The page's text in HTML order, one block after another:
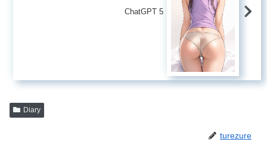
ChatGPT 5
Diary
turezure